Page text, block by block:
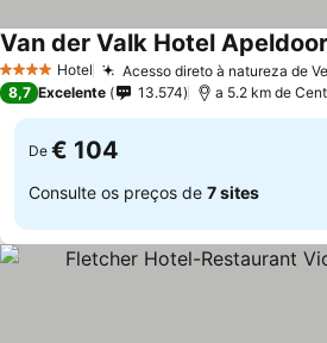
4 EstrelasHotel Acesso direto à natureza de
Van der Valk Hotel
8,7 Excelente 13.574 a 5.2 km de
De € 104
Consulte os preços de 7 sites